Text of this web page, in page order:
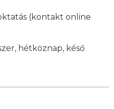
(kontakt online
hétköznap, késő